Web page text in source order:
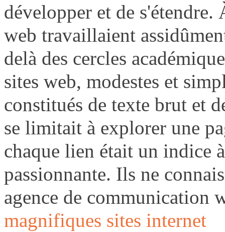
développer et de
web travaillaient
delà des cercles
sites web, modestes et
constitués de texte brut et
se limitait à explorer une
chaque lien était un indice
passionnante. Ils ne
agence de communication
magnifiques sites internet